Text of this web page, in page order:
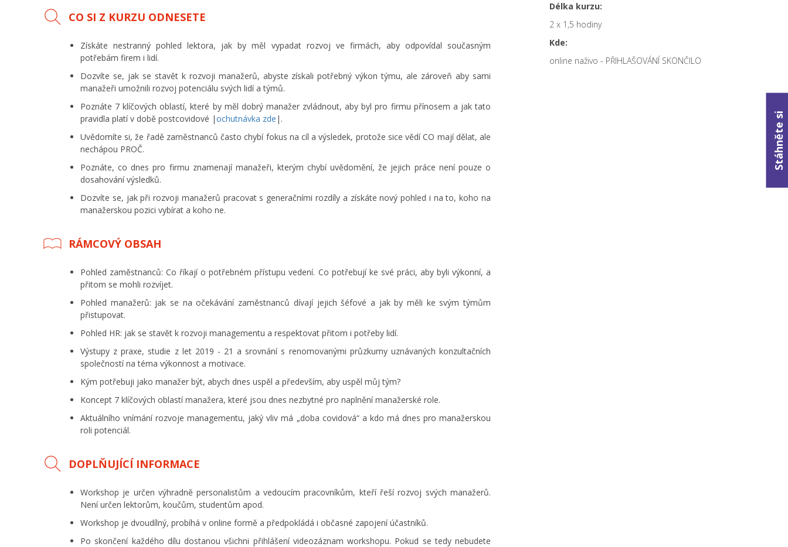
CO SI Z KURZU ODNESETE
Získáte nestranný pohled lektora, jak by měl vypadat rozvoj ve firmách, aby odpovídal současným
potřebám firem i lidí.
Dozvíte se, jak se stavět k rozvoji manažerů, abyste získali potřebný výkon týmu, ale zároveň aby sami
manažeři umožnili rozvoj potenciálu svých lidí a týmů.
Poznáte 7 klíčových oblastí, které by měl dobrý manažer zvládnout, aby byl pro firmu přínosem a jak tato
pravidla platí v době postcovidové |ochutnávka zde |.
Uvědomíte si, že řadě zaměstnanců často chybí fokus na cíl a výsledek, protože sice vědí CO mají dělat, ale
nechápou PROČ.
Poznáte, co dnes pro firmu znamenají manažeři, kterým chybí uvědomění, že jejich práce není pouze o
dosahování výsledků.
Dozvíte se, jak při rozvoji manažerů pracovat s generačními rozdíly a získáte nový pohled i na to, koho na
manažerskou pozici vybírat a koho ne.
RÁMCOVÝ OBSAH
Pohled zaměstnanců: Co říkají o potřebném přístupu vedení. Co potřebují ke své práci, aby byli výkonní, a
přitom se mohli rozvíjet.
Pohled manažerů: jak se na očekávání zaměstnanců dívají jejich šéfové a jak by měli ke svým týmům
přistupovat.
Pohled HR: jak se stavět k rozvoji managementu a respektovat přitom i potřeby lidí.
Výstupy z praxe, studie z let 2019 - 21 a srovnání s renomovanými průzkumy uznávaných konzultačních
společností na téma výkonnost a motivace.
Kým potřebuji jako manažer být, abych dnes uspěl a především, aby uspěl můj tým?
Koncept 7 klíčových oblastí manažera, které jsou dnes nezbytné pro naplnění manažerské role.
Aktuálního vnímání rozvoje managementu, jaký vliv má „doba covidová“ a kdo má dnes pro manažerskou
roli potenciál.
DOPLŇUJÍCÍ INFORMACE
Workshop je určen výhradně personalistům a vedoucím pracovníkům, kteří řeší rozvoj svých manažerů.
Není určen lektorům, koučům, studentům apod.
Workshop je dvoudílný, probíhá v online formě a předpokládá i občasné zapojení účastníků.
Po skončení každého dílu dostanou všichni přihlášení videozáznam workshopu. Pokud se tedy nebudete
Délka kurzu:
2 x 1,5 hodiny
Kde:
online naživo - PŘIHLAŠOVÁNÍ SKONČILO
Stáhněte si